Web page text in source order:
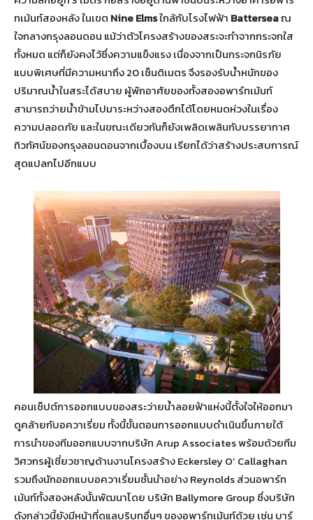
ทเม้นท์สองหลัง ในเขต Nine Elmsใกล้กับโรงไฟฟ้า Batterseaณ
ใจกลางกรุงลอนดอน แม้ว่าตัวโครงสร้างของสระจะทำจากกระจกใส
ทั้งหมด แต่ก็ยังคงไว้ซึ่งความแข็งแรง เนื่องจากเป็นกระจกนิรภัย
แบบพิเศษที่มีความหนาถึง 20 เซ็นติเมตร จึงรองรับน้ำหนักของ
ปริมาณน้ำในสระได้สบาย ผู้พักอาศัยของทั้งสองอพาร์ทเม้นท์
สามารถว่ายน้ำข้ามไปมาระหว่างสองตึกได้โดยหมดห่วงในเรื่อง
ความปลอดภัย และในขณะเดียวกันก็ยังเพลิดเพลินกับบรรยากาศ
ทิวทัศน์ของกรุงลอนดอนจากเบื้องบน เรียกได้ว่าสร้างประสบการณ์
สุดแปลกไปอีกแบบ
คอนเซ็ปต์การออกแบบของสระว่ายน้ำลอยฟ้าแห่งนี้ตั้งใจให้ออกมา
ดูคล้ายกับอควาเรี่ยม ทั้งนี้ขั้นตอนการออกแบบดำเนินขึ้นภายใต้
การนำของทีมออกแบบจากบริษัท Arup Associates พร้อมด้วยทีม
วิศวกรผู้เชี่ยวชาญด้านงานโครงสร้าง Eckersley O’ Callaghan
รวมถึงนักออกแบบอควาเรี่ยมชั้นนำอย่าง Reynolds ส่วนอพาร์ท
เม้นท์ทั้งสองหลังนั้นพัฒนาโดย บริษัท Ballymore Group ซึ่งบริษัท
ดังกล่าวนี้ยังมีหน้าที่ดูแลบริบทอื่นๆ ของอพาร์ทเม้นท์ด้วย เช่น บาร์